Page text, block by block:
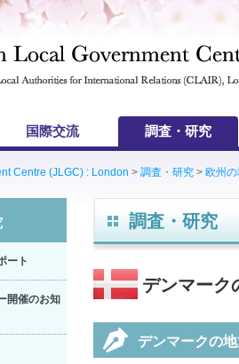
国際交流 調査・研究
Centre (JLGC) : London > 調査・研究 > 欧州
ート
開催のお知
調査・研究
デンマーク
デンマークの